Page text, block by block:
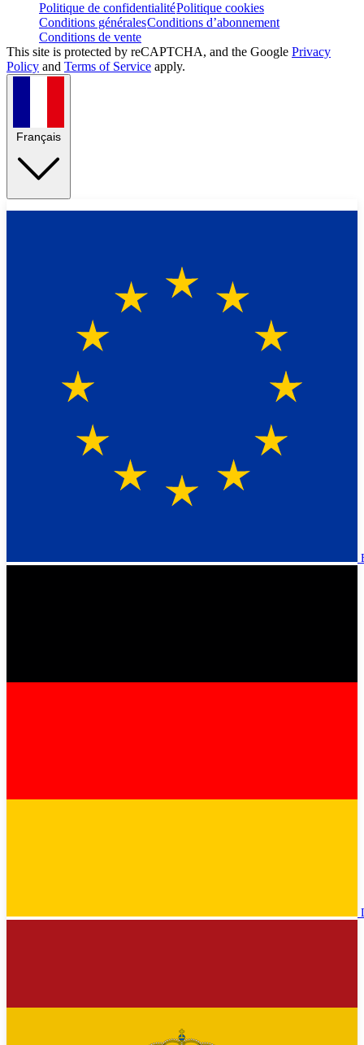
Politique de confidentialitéPolitique cookies
Conditions généralesConditions d’abonnement
Conditions de vente
This site is protected by reCAPTCHA, and the Google Privacy
Policy and Terms of Service apply.
Français